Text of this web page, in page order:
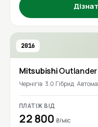
2016
MitsubishiOutlander
Чернігів 3.0 Гібрид
ПЛАТІЖ ВІД
22 800 ₴/міс